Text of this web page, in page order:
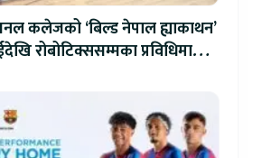
कलेजको ‘बिल्ड नेपाल ह्याकाथन’
रोबोटिक्ससम्मका प्रविधिमा